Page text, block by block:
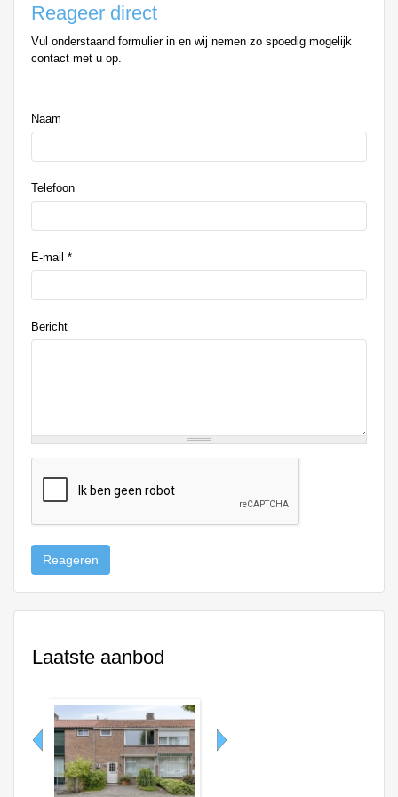
Reageer direct
Vul onderstaand formulier in en wij nemen zo spoedig mogelijk
contact met u op.
%title
Naam
Telefoon
E-mail *
Bericht
Reageren
Laatste aanbod